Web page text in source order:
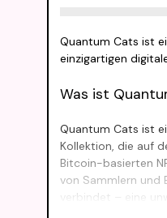
Quantum Cats ist
einzigartigen
Was ist
Quantum Cats ist
Kollektion, die auf
Bitcoin-basierten
von Sammlern und
verbindet – eine